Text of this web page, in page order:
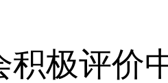
积极评价